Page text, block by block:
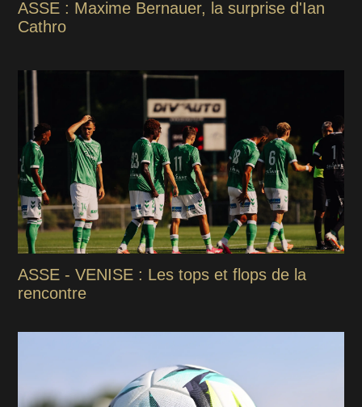
ASSE : Maxime Bernauer, la surprise d'Ian
Cathro
ASSE - VENISE : Les tops et flops de la
rencontre